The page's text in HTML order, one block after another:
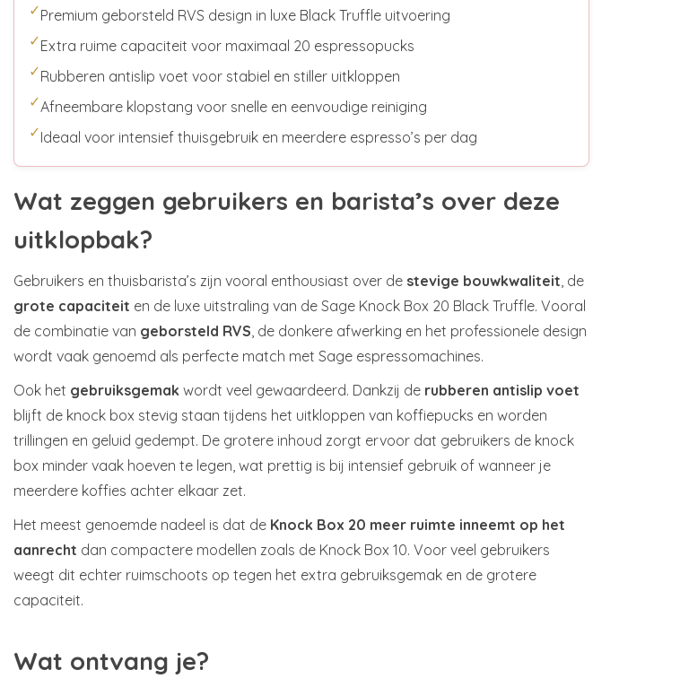
✓Premium geborsteld RVS design in luxe Black Truffle uitvoering
✓Extra ruime capaciteit voor maximaal 20 espressopucks
✓Rubberen antislip voet voor stabiel en stiller uitkloppen
✓Afneembare klopstang voor snelle en eenvoudige reiniging
✓Ideaal voor intensief thuisgebruik en meerdere espresso’s per dag
Wat zeggen gebruikers en barista’s over deze
uitklopbak?
Gebruikers en thuisbarista’s zijn vooral enthousiast over de stevige bouwkwaliteit , de
grote capaciteit en de luxe uitstraling van de Sage Knock Box 20 Black Truffle. Vooral
de combinatie van geborsteld RVS , de donkere afwerking en het professionele design
wordt vaak genoemd als perfecte match met Sage espressomachines.
Ook het gebruiksgemak wordt veel gewaardeerd. Dankzij de rubberen antislip voet
blijft de knock box stevig staan tijdens het uitkloppen van koffiepucks en worden
trillingen en geluid gedempt. De grotere inhoud zorgt ervoor dat gebruikers de knock
box minder vaak hoeven te legen, wat prettig is bij intensief gebruik of wanneer je
meerdere koffies achter elkaar zet.
Het meest genoemde nadeel is dat de Knock Box 20 meer ruimte inneemt op het
aanrecht dan compactere modellen zoals de Knock Box 10. Voor veel gebruikers
weegt dit echter ruimschoots op tegen het extra gebruiksgemak en de grotere
capaciteit.
Wat ontvang je?